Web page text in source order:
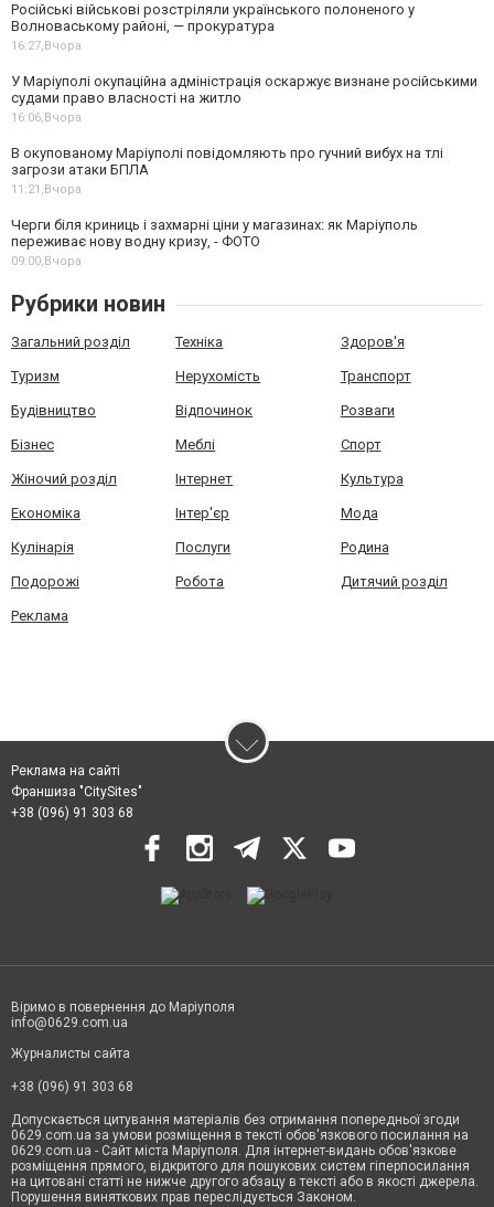
Російські військові розстріляли українського полоненого у
Волноваському районі, — прокуратура
16:27,Вчора
У Маріуполі окупаційна адміністрація оскаржує визнане російськими
судами право власності на житло
16:06,Вчора
В окупованому Маріуполі повідомляють про гучний вибух на тлі
загрози атаки БПЛА
11:21,Вчора
Черги біля криниць і захмарні ціни у магазинах: як Маріуполь
переживає нову водну кризу, - ФОТО
09:00,Вчора
Рубрики новин
Загальний розділ Техніка Здоров'я
Туризм Нерухомість Транспорт
Будівництво Відпочинок Розваги
Бізнес Меблі Спорт
Жіночий розділ Інтернет Культура
Економіка Інтер'єр Мода
Кулінарія Послуги Родина
Подорожі Робота Дитячий розділ
Реклама
Реклама на сайті
Франшиза "CitySites"
+38 (096) 91 303 68
Віримо в повернення до Маріуполя
info@0629.com.ua
Журналисты сайта
+38 (096) 91 303 68
Допускається цитування матеріалів без отримання попередньої згоди
0629.com.ua за умови розміщення в тексті обов'язкового посилання на
0629.com.ua - Сайт міста Маріуполя. Для інтернет-видань обов'язкове
розміщення прямого, відкритого для пошукових систем гіперпосилання
на цитовані статті не нижче другого абзацу в тексті або в якості джерела.
Порушення виняткових прав переслідується Законом.